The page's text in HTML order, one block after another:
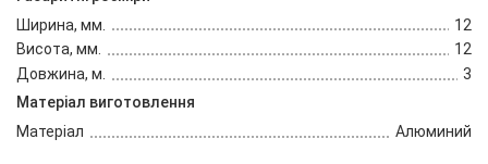
Ширина, мм.
12
Висота, мм.
12
Довжина, м.
3
Матеріал виготовлення
Матеріал
Алюминий